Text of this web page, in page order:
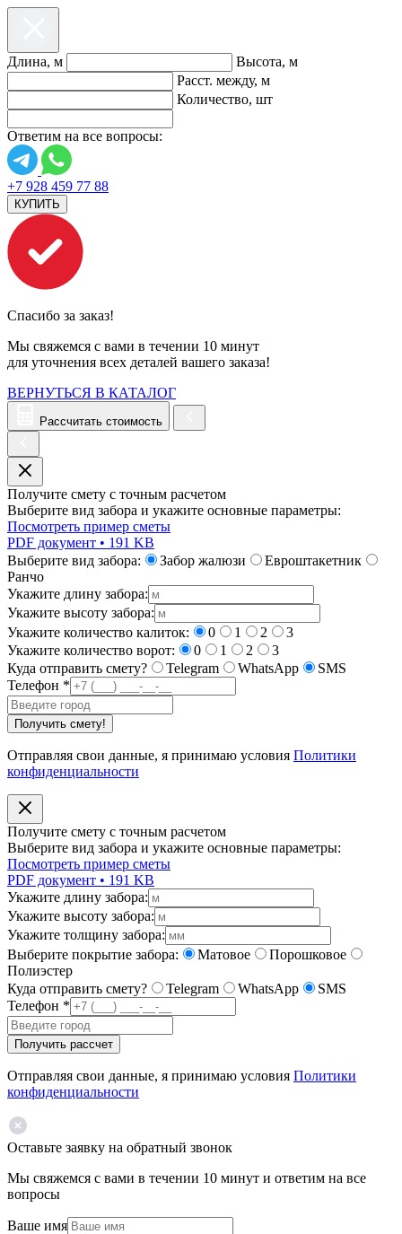
Длина, м
Высота, м
Расст. между, м
Количество, шт
Ответим на все вопросы:
+7 928 459 77 88
КУПИТЬ
Спасибо за заказ!
Мы свяжемся с вами в течении 10 минут
для уточнения всех деталей вашего заказа!
ВЕРНУТЬСЯ В КАТАЛОГ
Рассчитать стоимость
Получите смету с точным расчетом
Выберите вид забора и укажите основные параметры:
Посмотреть пример сметы
PDF документ • 191 KB
Выберите вид забора:
Забор жалюзи
Евроштакетник
Ранчо
Укажите длину забора:
Укажите высоту забора:
Укажите количество калиток:
0 1 2
3
Укажите количество ворот:
0 1 2
3
Куда отправить смету?
Telegram WhatsApp
SMS
Телефон *
Получить смету!
Отправляя свои данные, я принимаю условия Политики
конфиденциальности
Получите смету с точным расчетом
Выберите вид забора и укажите основные параметры:
Посмотреть пример сметы
PDF документ • 191 KB
Укажите длину забора:
Укажите высоту забора:
Укажите толщину забора:
Выберите покрытие забора:
Матовое
Порошковое
Полиэстер
Куда отправить смету?
Telegram WhatsApp
SMS
Телефон *
Получить рассчет
Отправляя свои данные, я принимаю условия Политики
конфиденциальности
Оставьте заявку на обратный звонок
Мы свяжемся с вами в течении 10 минут и ответим на все
вопросы
Ваше имя